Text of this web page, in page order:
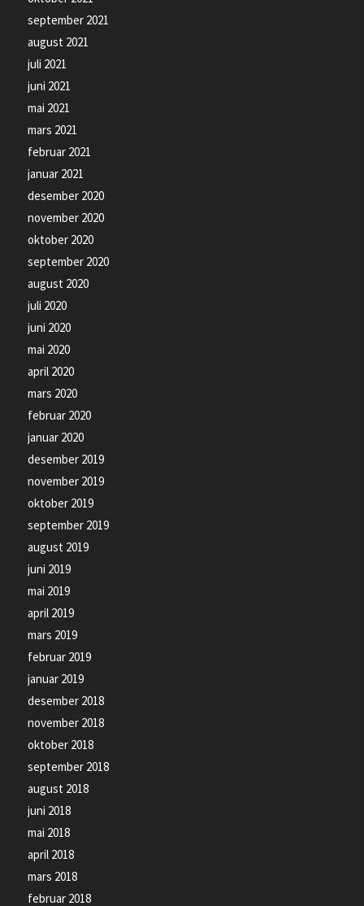
september 2021
august 2021
juli 2021
juni 2021
mai 2021
mars 2021
februar 2021
januar 2021
desember 2020
november 2020
oktober 2020
september 2020
august 2020
juli 2020
juni 2020
mai 2020
april 2020
mars 2020
februar 2020
januar 2020
desember 2019
november 2019
oktober 2019
september 2019
august 2019
juni 2019
mai 2019
april 2019
mars 2019
februar 2019
januar 2019
desember 2018
november 2018
oktober 2018
september 2018
august 2018
juni 2018
mai 2018
april 2018
mars 2018
februar 2018